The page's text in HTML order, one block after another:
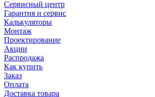
Сервисный центр
Гарантия и сервис
Калькуляторы
Монтаж
Проектирование
Акции
Распродажа
Как купить
Заказ
Оплата
Доставка товара